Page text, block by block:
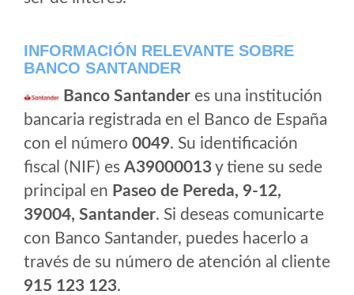
INFORMACIÓN RELEVANTE SOBRE
BANCO SANTANDER
Banco Santander es una institución
bancaria registrada en el Banco de España
con el número 0049. Su identificación
fiscal (NIF) es A39000013y tiene su sede
principal en Paseo de Pereda, 9-12,
39004, Santander. Si deseas comunicarte
con Banco Santander, puedes hacerlo a
través de su número de atención al cliente
915 123 123.